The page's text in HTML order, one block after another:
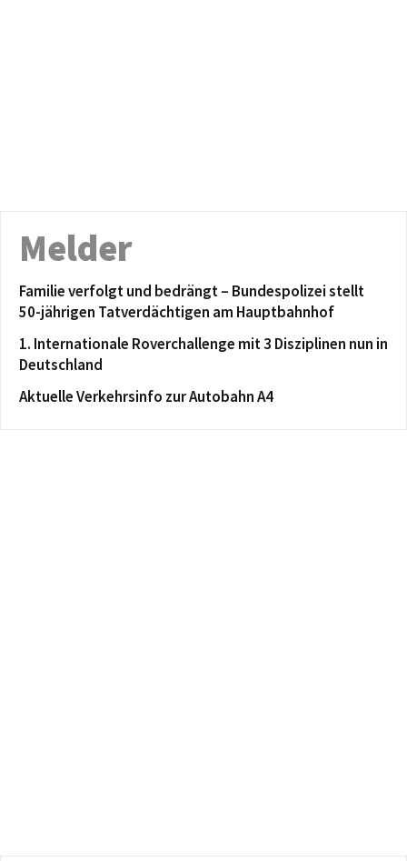
Melder
Familie verfolgt und bedrängt – Bundespolizei stellt
50-jährigen Tatverdächtigen am Hauptbahnhof
1. Internationale Roverchallenge mit 3 Disziplinen nun in
Deutschland
Aktuelle Verkehrsinfo zur Autobahn A4